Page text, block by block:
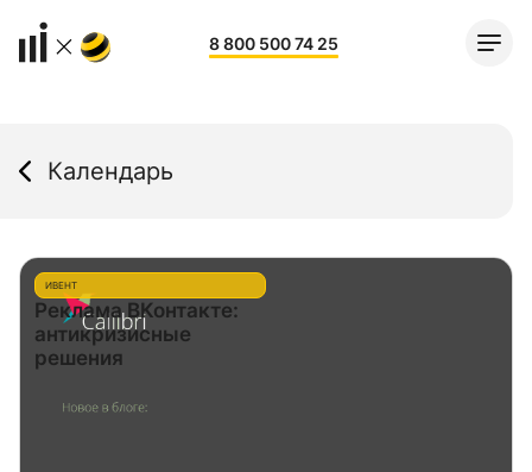
8 800 500 74 25
Календарь
ИВЕНТ
Реклама ВКонтакте:
антикризисные
решения